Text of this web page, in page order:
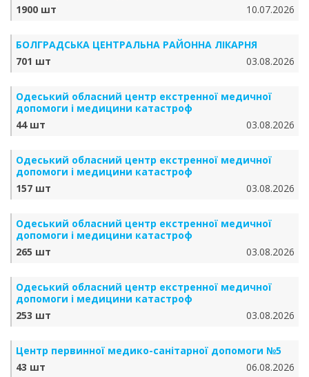
1900 шт
10.07.2026
БОЛГРАДСЬКА ЦЕНТРАЛЬНА РАЙОННА ЛІКАРНЯ
701 шт
03.08.2026
Одеський обласний центр екстренної медичної
допомоги і медицини катастроф
44 шт
03.08.2026
Одеський обласний центр екстренної медичної
допомоги і медицини катастроф
157 шт
03.08.2026
Одеський обласний центр екстренної медичної
допомоги і медицини катастроф
265 шт
03.08.2026
Одеський обласний центр екстренної медичної
допомоги і медицини катастроф
253 шт
03.08.2026
Центр первинної медико-санітарної допомоги №5
43 шт
06.08.2026